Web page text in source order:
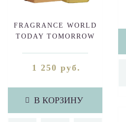
FRAGRANCE WORLD
TODAY TOMORROW
1 250 руб.
В КОРЗИНУ